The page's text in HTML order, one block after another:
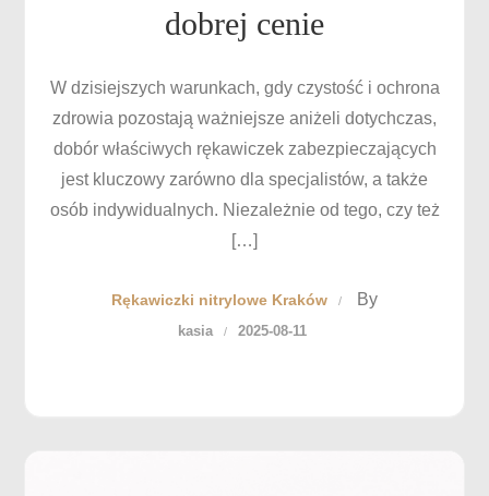
dobrej cenie
W dzisiejszych warunkach, gdy czystość i ochrona
zdrowia pozostają ważniejsze aniżeli dotychczas,
dobór właściwych rękawiczek zabezpieczających
jest kluczowy zarówno dla specjalistów, a także
osób indywidualnych. Niezależnie od tego, czy też
[…]
Rękawiczki nitrylowe Kraków By
kasia 2025-08-11